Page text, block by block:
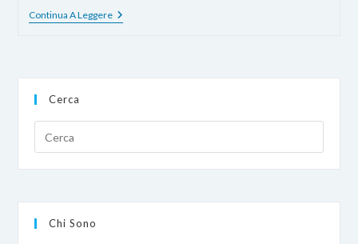
Continua A LeggereGuida
Alla
Cerca
Chi Sono